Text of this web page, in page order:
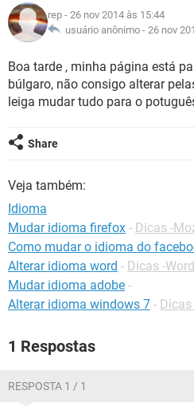
rep - 26 nov 2014 às 15:44
usuário anônimo - 26 nov
Boa tarde , minha página está
búlgaro, não consigo alterar
leiga mudar tudo para o
Share
Veja também:
Idioma
Mudar idioma firefox - Dicas -
Como mudar o idioma do
Alterar idioma word - Dicas -Word
Mudar idioma adobe -
Alterar idioma windows 7 -
1 Respostas
RESPOSTA 1 / 1